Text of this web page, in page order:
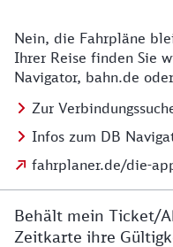
Details zu den
Nein, die Fahrpläne
Ihrer Reise finden Sie
Navigator, bahn.de
Zur
Infos zum DB
fahrplaner.de/die-
Behält mein Ticket/
Zeitkarte ihre